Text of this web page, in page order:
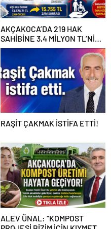
AKÇAKOCA’DA 219 HAK
SAHİBİNE 3,4 MİLYON TL’NİN
ÜZERİNDE DESTEK
RAŞİT ÇAKMAK İSTİFA ETTİ!
ALEV ÜNAL: “KOMPOST